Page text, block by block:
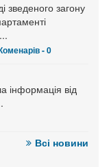
зведеного загону
- 0
інформація від
Всі новини